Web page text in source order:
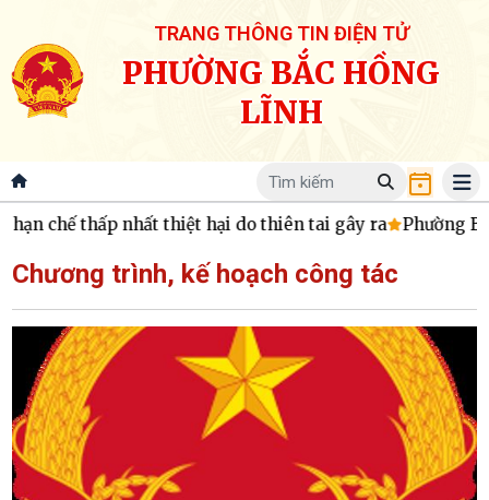
TRANG THÔNG TIN ĐIỆN TỬ
PHƯỜNG BẮC HỒNG
LĨNH
chế thấp nhất thiệt hại do thiên tai gây ra Phường Bắc
Chương trình, kế hoạch công tác